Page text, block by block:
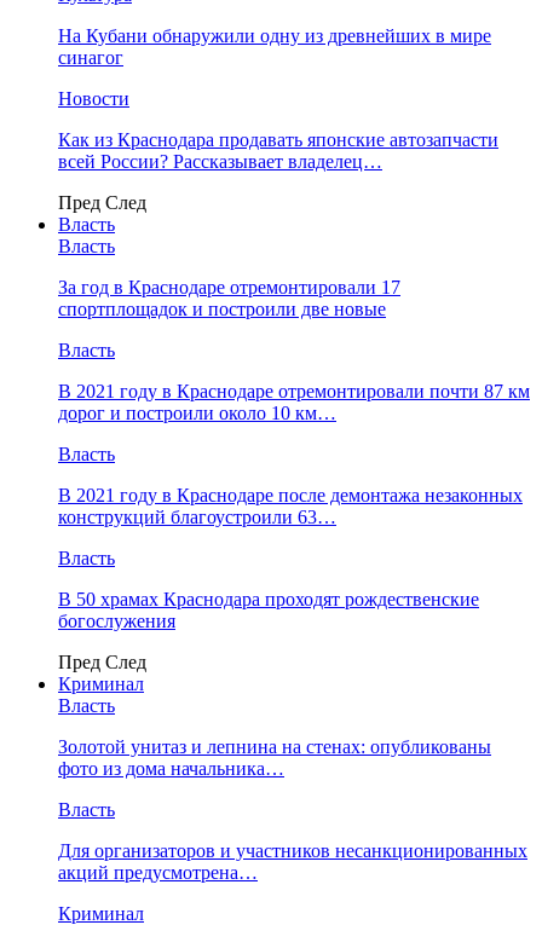
На Кубани обнаружили одну из древнейших в мире
синагог
Новости
Как из Краснодара продавать японские автозапчасти
всей России? Рассказывает владелец…
Пред След
Власть
Власть
За год в Краснодаре отремонтировали 17
спортплощадок и построили две новые
Власть
В 2021 году в Краснодаре отремонтировали почти 87 км
дорог и построили около 10 км…
Власть
В 2021 году в Краснодаре после демонтажа незаконных
конструкций благоустроили 63…
Власть
В 50 храмах Краснодара проходят рождественские
богослужения
Пред След
Криминал
Власть
​Золотой унитаз и лепнина на стенах: опубликованы
фото из дома начальника…
Власть
Для организаторов и участников несанкционированных
акций предусмотрена…
Криминал